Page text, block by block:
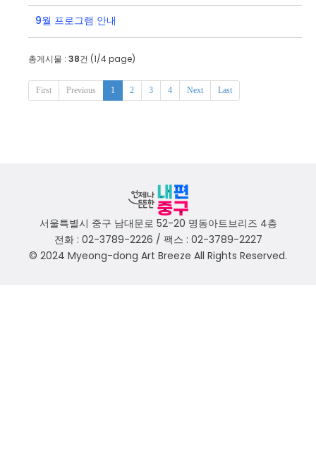
9월 프로그램 안내
총게시물 : 38건 (1/4 page)
First Previous 1 2 3 4 Next Last
서울특별시 중구 남대문로 52-20 명동아트브리즈 4층
전화 : 02-3789-2226 / 팩스 : 02-3789-2227
© 2024 Myeong-dong Art Breeze All Rights Reserved.